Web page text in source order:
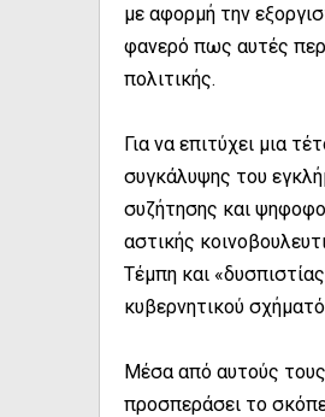
με αφορμή την
φανερό πως αυτές
πολιτικής.
Για να επιτύχει μια
συγκάλυψης του
συζήτησης και
αστικής
Τέμπη και
κυβερνητικού
Μέσα από αυτούς τους
προσπεράσει το